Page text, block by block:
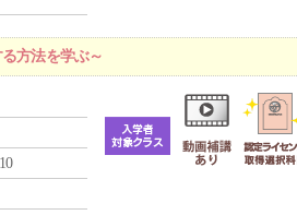
方法を学ぶ～